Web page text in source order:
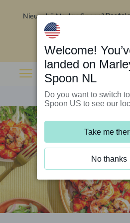
Nieuw bij Marley Spoon?Bestel
Welcome!
landed on
Spoon NL
Do you want to switch
Spoon US to see our
Take me
No thanks